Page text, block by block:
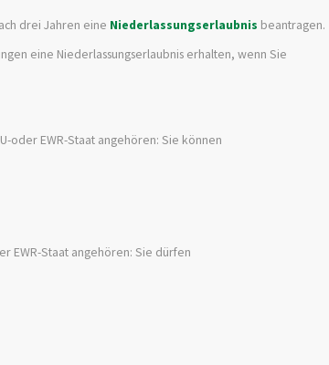
drei Jahren eine Niederlassungserlaubnis beantragen.
eine Niederlassungserlaubnis erhalten, wenn Sie
oder EWR-Staat angehören: Sie können
EWR-Staat angehören: Sie dürfen